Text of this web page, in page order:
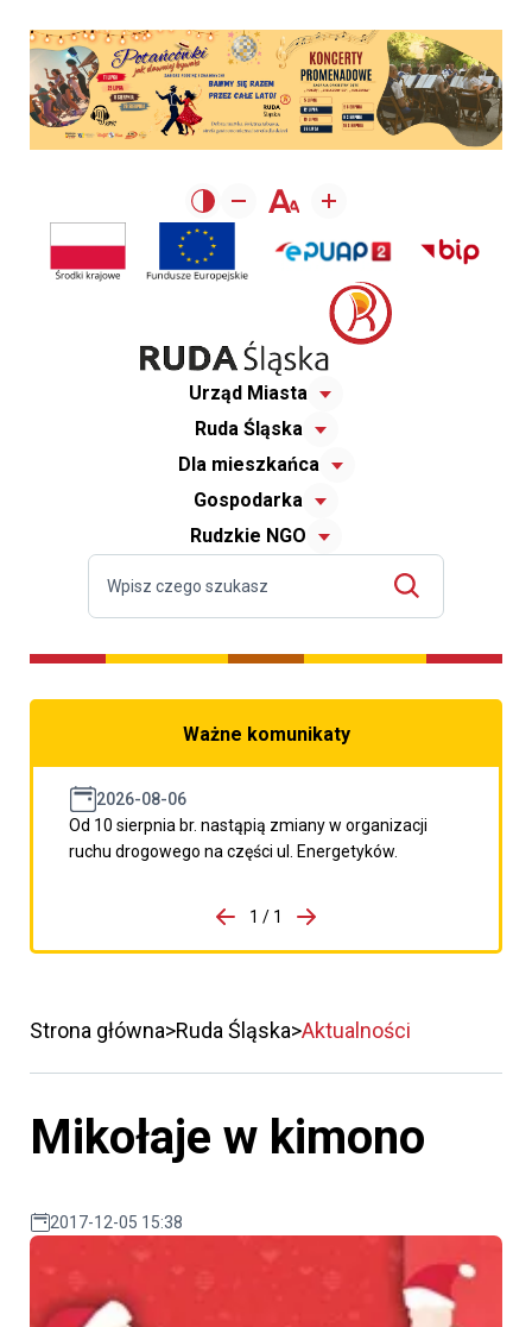
Urząd Miasta
Ruda Śląska
Dla mieszkańca
Gospodarka
Rudzkie NGO
Ważne komunikaty
2026-08-06
Od 10 sierpnia br. nastąpią zmiany w organizacji
ruchu drogowego na części ul. Energetyków.
porzpedniego komunikatu
1 / 1
Przejdź do następnego
Strona główna Ruda Śląska Aktualności
Mikołaje w kimono
2017-12-05 15:38